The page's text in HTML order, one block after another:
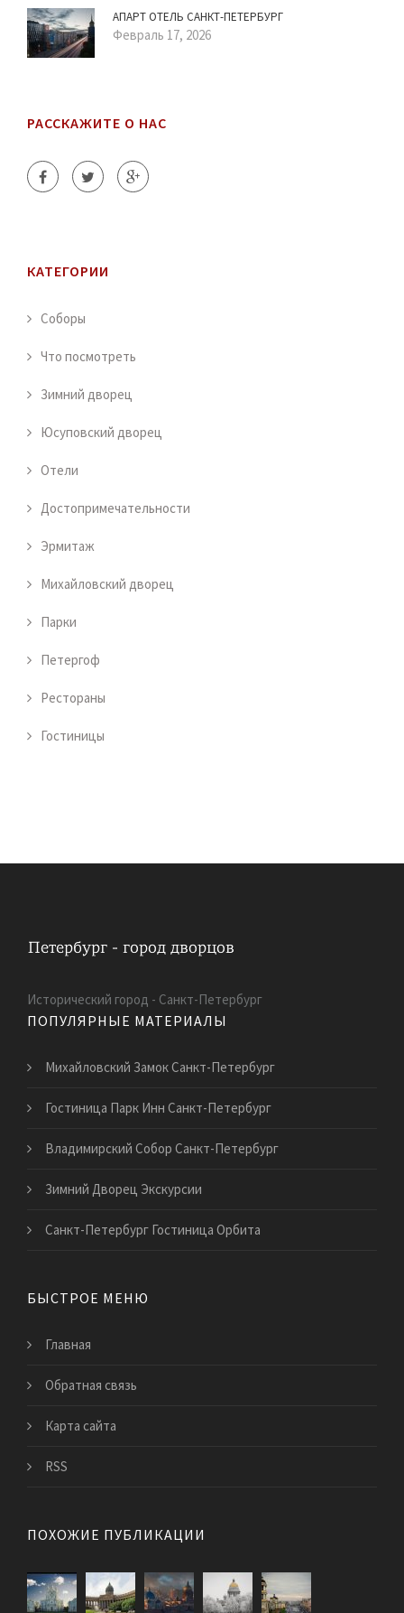
АПАРТ ОТЕЛЬ САНКТ-ПЕТЕРБУРГ
Февраль 17, 2026
РАССКАЖИТЕ О НАС
КАТЕГОРИИ
Соборы
Что посмотреть
Зимний дворец
Юсуповский дворец
Отели
Достопримечательности
Эрмитаж
Михайловский дворец
Парки
Петергоф
Рестораны
Гостиницы
Исторический город - Санкт-Петербург
ПОПУЛЯРНЫЕ МАТЕРИАЛЫ
Михайловский Замок Санкт-Петербург
Гостиница Парк Инн Санкт-Петербург
Владимирский Собор Санкт-Петербург
Зимний Дворец Экскурсии
Санкт-Петербург Гостиница Орбита
БЫСТРОЕ МЕНЮ
Главная
Обратная связь
Карта сайта
RSS
ПОХОЖИЕ ПУБЛИКАЦИИ